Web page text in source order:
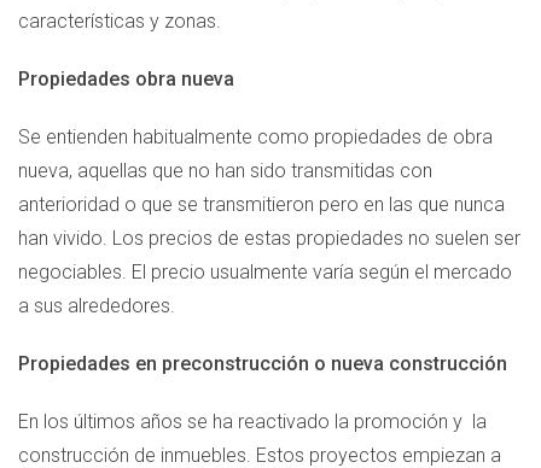
características y zonas.
Propiedades obra nueva
Se entienden habitualmente como propiedades de obra
nueva, aquellas que no han sido transmitidas con
anterioridad o que se transmitieron pero en las que nunca
han vivido. Los precios de estas propiedades no suelen ser
negociables. El precio usualmente varía según el mercado
a sus alrededores.
Propiedades en preconstrucción o nueva construcción
En los últimos años se ha reactivado la promoción y la
construcción de inmuebles. Estos proyectos empiezan a